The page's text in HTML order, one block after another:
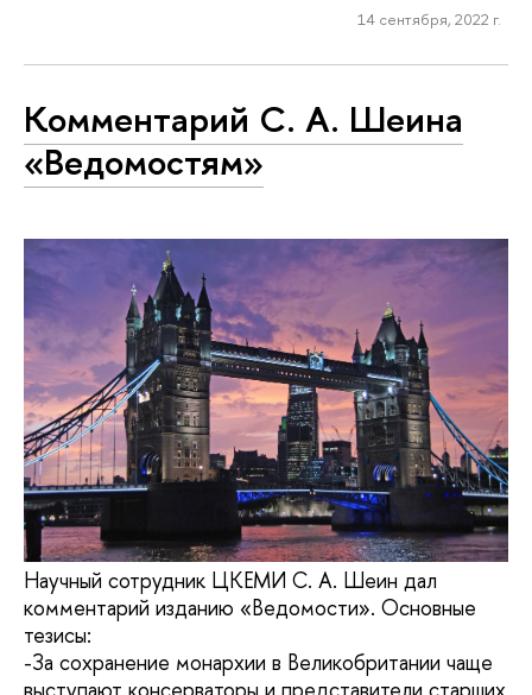
14 сентября, 2022 г.
Комментарий С. А. Шеина
«Ведомостям»
Научный сотрудник ЦКЕМИ С. А. Шеин дал
комментарий изданию «Ведомости». Основные
тезисы:
-За сохранение монархии в Великобритании чаще